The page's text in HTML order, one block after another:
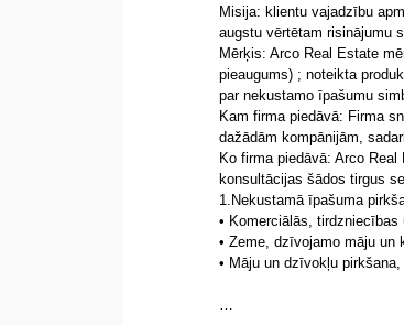
Misija: klientu vajadzību
augstu vērtētam risinājumu
Mērķis: Arco Real Estate
pieaugums) ; noteikta
par nekustamo īpašumu
Kam firma piedāvā: Firma
dažādām kompānijām,
Ko firma piedāvā: Arco
konsultācijas šādos tirgus
1.Nekustamā īpašuma
• Komerciālās, tirdzniecības
• Zeme, dzīvojamo māju un
• Māju un dzīvokļu
…